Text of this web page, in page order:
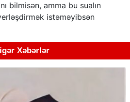
bilmisən, amma bu sualın
istəməyibsən
Xəbərlər